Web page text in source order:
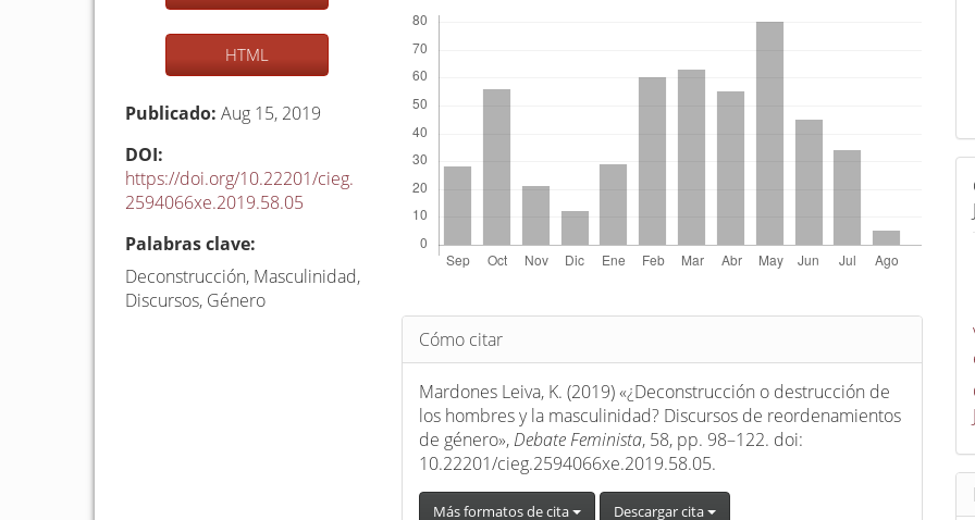
HTML
Publicado: Aug 15, 2019
DOI:
https://doi.org/10.22201/cieg.
2594066xe.2019.58.05
Palabras clave:
Deconstrucción, Masculinidad,
Discursos, Género
Detalles
del
artículo
Cómo citar
Mardones Leiva, K. (2019) «¿Deconstrucción o destrucción de
los hombres y la masculinidad? Discursos de reordenamientos
de género», Debate Feminista, 58, pp. 98–122. doi:
10.22201/cieg.2594066xe.2019.58.05.
Más formatos de cita Descargar cita
i